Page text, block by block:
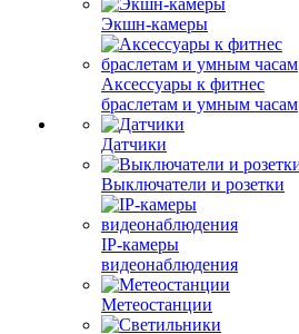
Экшн-камеры
Аксессуары к фитнес
браслетам и умным часам
Датчики
Выключатели и розетки
IP-камеры
видеонаблюдения
Метеостанции